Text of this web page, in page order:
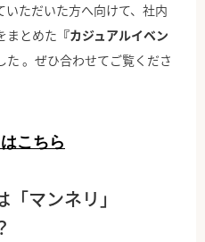
ただいた方へ向けて、社内
まとめた 『カジュアルイベン
た 。ぜひ合わせてご覧くださ
こちら
マンネリ」